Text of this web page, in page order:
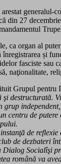
din 27
ca organ al
înregistrarea și
fasciste sau
naţionalitate,
Grupul
destructurată.
centru de
de
de dezbateri
Socialîşi
română va